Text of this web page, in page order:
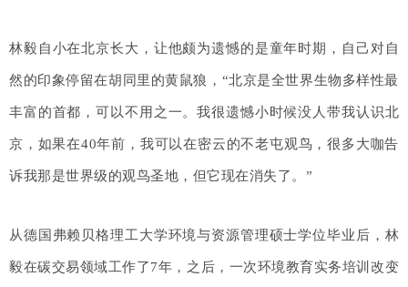
林毅自小在北京长大，让他颇为遗憾的是童年时期，自己对自
然的印象停留在胡同里的黄鼠狼，“北京是全世界生物多样性最
丰富的首都，可以不用之一。我很遗憾小时候没人带我认识北
京，如果在40年前，我可以在密云的不老屯观鸟，很多大咖告
诉我那是世界级的观鸟圣地，但它现在消失了。 ”
从德国弗赖贝格理工大学环境与资源管理硕士学位毕业后，林
毅在碳交易领域工作了7年，之后，一次环境教育实务培训改变